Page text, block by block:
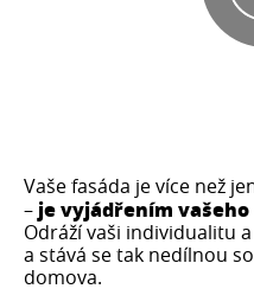
Vaše fasáda je více než
– jevyjádřením
Odráží vaši individualitu
a stává se tak nedílnou
domova.